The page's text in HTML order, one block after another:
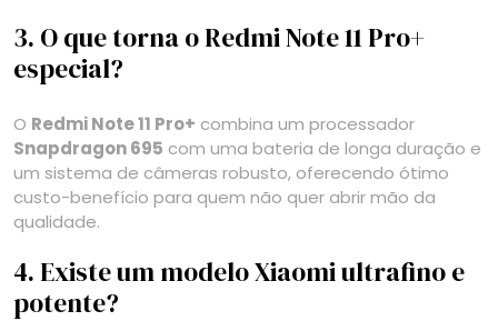
3. O que torna o Redmi Note 11 Pro+
especial?
O Redmi Note 11 Pro+ combina um processador
Snapdragon 695 com uma bateria de longa duração e
um sistema de câmeras robusto, oferecendo ótimo
custo-benefício para quem não quer abrir mão da
qualidade.
4. Existe um modelo Xiaomi ultrafino e
potente?